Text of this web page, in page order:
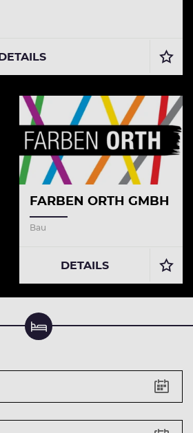
DETAILS
FARBEN ORTH GMBH
Bau
DETAILS